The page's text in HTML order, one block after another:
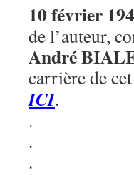
10 février
de l’auteur,
André
carrière de
ICI.
.
.
.